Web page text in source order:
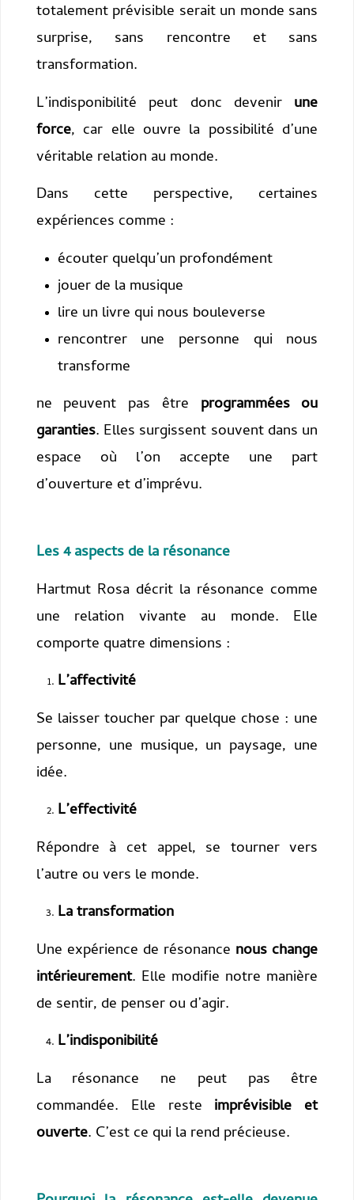
totalement prévisible serait un monde sans
surprise, sans rencontre et sans
transformation.
L’indisponibilité peut donc devenir une
force, car elle ouvre la possibilité d’une
véritable relation au monde.
Dans cette perspective, certaines
expériences comme :
écouter quelqu’un profondément
jouer de la musique
lire un livre qui nous bouleverse
rencontrer une personne qui nous
transforme
ne peuvent pas être programmées ou
garanties. Elles surgissent souvent dans un
espace où l’on accepte une part
d’ouverture et d’imprévu.
Les 4 aspects de la résonance
Hartmut Rosa décrit la résonance comme
une relation vivante au monde. Elle
comporte quatre dimensions :
L’affectivité
Se laisser toucher par quelque chose : une
personne, une musique, un paysage, une
idée.
L’effectivité
Répondre à cet appel, se tourner vers
l’autre ou vers le monde.
La transformation
Une expérience de résonance nous change
intérieurement. Elle modifie notre manière
de sentir, de penser ou d’agir.
L’indisponibilité
La résonance ne peut pas être
commandée. Elle reste imprévisible et
ouverte. C’est ce qui la rend précieuse.